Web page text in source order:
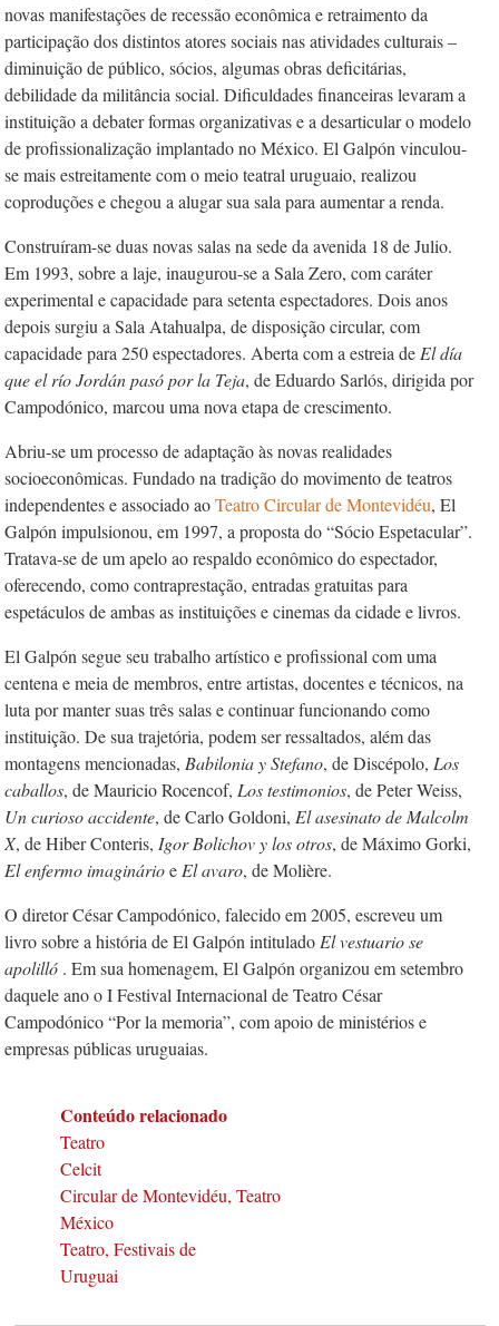
novas ma­nifestações de recessão econômica e re­traimento da
participação dos distintos atores sociais nas atividades culturais –
diminuição de público, sócios, algumas obras deficitárias,
debilidade da militância social. Dificuldades financeiras levaram a
instituição a debater formas organizati­vas e a desarticular o modelo
de profissio­nalização implantado no México. El Galpón vinculou-
se mais estreitamente com o meio teatral uruguaio, realizou
coproduções e chegou a alugar sua sala para aumentar a renda.
Construíram-se duas novas salas na sede da avenida 18 de Julio.
Em 1993, sobre a laje, inaugurou-se a Sala Zero, com caráter
experimental e capacidade para setenta espectadores. Dois anos
depois surgiu a Sala Atahualpa, de disposição circular, com
capacidade para 250 espectadores. Aberta com a estreia de El día
que el río Jordán pasó por la Teja, de Eduardo Sarlós, dirigida por
Campodónico, marcou uma nova etapa de crescimento.
Abriu-se um processo de adaptação às novas realidades
socioeconômicas. Fundado na tradição do movimento de teatros
independentes e associado aoTeatro Circular de Montevidéu, El
Galpón impulsionou, em 1997, a proposta do “Sócio Espetacular”.
Tratava-se de um apelo ao respaldo econômico do espectador,
oferecendo, como contraprestação, entradas gratuitas para
espetáculos de ambas as instituições e cinemas da cidade e livros.
El Galpón segue seu trabalho artístico e profissional com uma
centena e meia de membros, entre artistas, docentes e técnicos, na
luta por manter suas três salas e continuar funcionando como
instituição. De sua trajetória, podem ser ressaltados, além das
montagens mencionadas, Babilonia y Stefano, de Discépolo, Los
caballos, de Mauricio Rocencof, Los testimonios, de Peter Weiss,
Un curioso accidente, de Carlo Goldoni, El asesinato de Malcolm
X, de Hiber Conteris, Igor Bolichov y los otros, de Máximo Gorki,
El enfermo imaginárioe El avaro, de Molière.
O diretor César Campodónico, falecido em 2005, escreveu um
livro sobre a história de El Galpón intitulado El vestua­rio se
apolilló . Em sua homenagem, El Galpón organizou em setembro
daquele ano o I Festival Internacional de Teatro César
Campodónico “Por la memoria”, com apoio de ministérios e
empresas públicas uruguaias.
Conteúdo relacionado
Teatro
Celcit
Circular de Montevidéu, Teatro
México
Teatro, Festivais de
Uruguai